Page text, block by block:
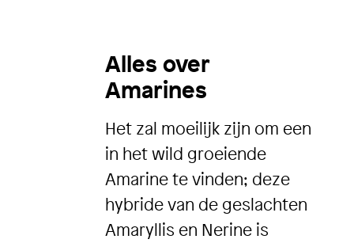
Alles over
Amarines
Het zal moeilijk zijn om een
​​in het wild groeiende
Amarine te vinden; deze
hybride van de geslachten
Amaryllis en Nerine is